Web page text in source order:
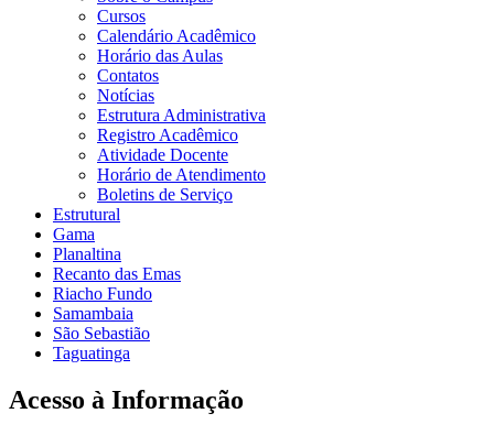
Cursos
Calendário Acadêmico
Horário das Aulas
Contatos
Notícias
Estrutura Administrativa
Registro Acadêmico
Atividade Docente
Horário de Atendimento
Boletins de Serviço
Estrutural
Gama
Planaltina
Recanto das Emas
Riacho Fundo
Samambaia
São Sebastião
Taguatinga
Acesso à Informação